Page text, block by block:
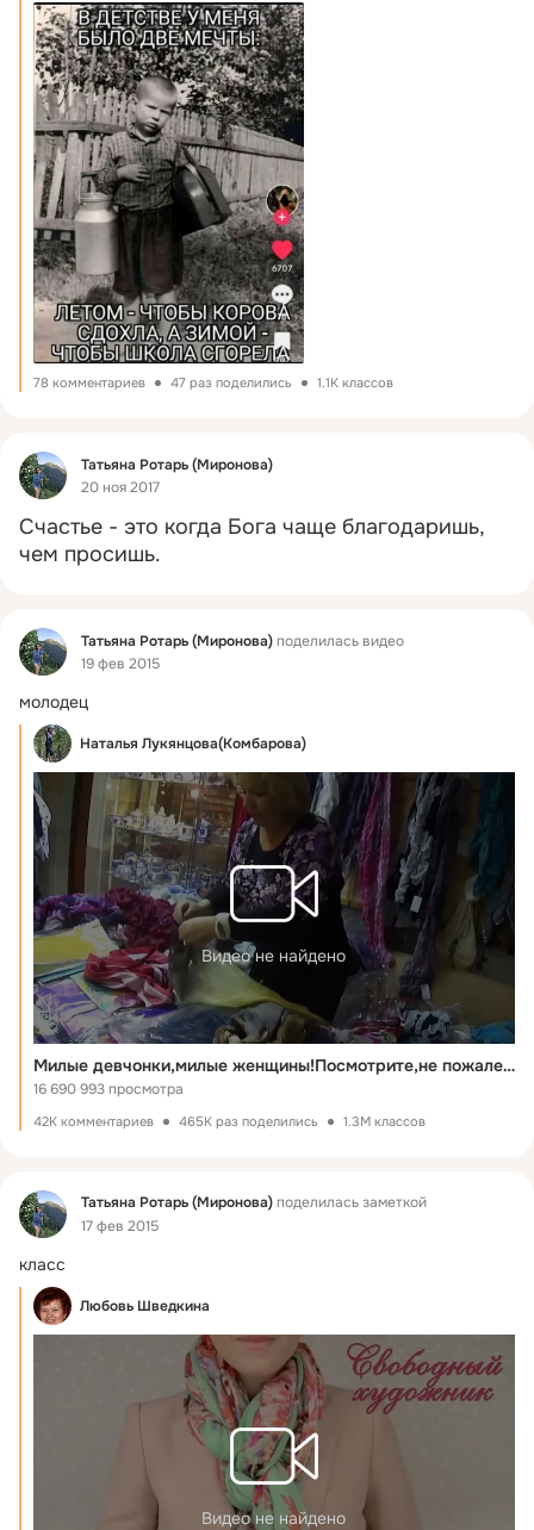
78 комментариев 47 раз поделились 1.1K классов
Фид
Татьяна Ротарь (Миронова)
20 ноя 2017
Cчастье - это когда Бога чаще благодаришь,
чем просишь.
Фид Татьяна Ротарь (Миронова)поделилась видео
19 фев 2015
молодец
Наталья Лукянцова(Комбарова)
Видео не найдено
Милые девчонки,милые женщины!Посмотрите,не пожалеете!Это просто волшебница какая-то! продолжение
16 690 993 просмотра
42K комментариев 465K раз поделились 1.3M классов
Фид Татьяна Ротарь (Миронова)поделилась заметкой
17 фев 2015
класс
Любовь Шведкина
Видео не найдено